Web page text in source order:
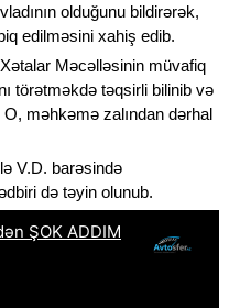
olduğunu bildirərək,
edilməsini xahiş edib.
Məcəlləsinin müvafiq
törətməkdə təqsirli bilinib və
məhkəmə zalından dərhal
V.D. barəsində
də təyin olunub.